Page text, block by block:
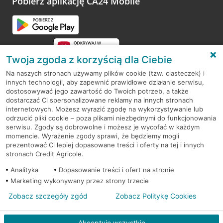
RODO
Regulamin serwisu
Mapa serwisu
PolitykaCookies
© 2026 Credit Agricole Bank Polska S.A. Wszelkie prawa zastrzeżone
Twoja zgoda z korzyścią dla Ciebie
Na naszych stronach używamy plików cookie (tzw. ciasteczek) i
innych technologii, aby zapewnić prawidłowe działanie serwisu,
dostosowywać jego zawartość do Twoich potrzeb, a także
dostarczać Ci spersonalizowane reklamy na innych stronach
internetowych. Możesz wyrazić zgodę na wykorzystywanie lub
odrzucić pliki cookie – poza plikami niezbędnymi do funkcjonowania
serwisu. Zgody są dobrowolne i możesz je wycofać w każdym
momencie. Wyrażenie zgody sprawi, że będziemy mogli
prezentować Ci lepiej dopasowane treści i oferty na tej i innych
stronach Credit Agricole.
Analityka
Dopasowanie treści i ofert na stronie
Marketing wykonywany przez strony trzecie
Zobacz szczegóły zgód Zobacz Politykę Cookies